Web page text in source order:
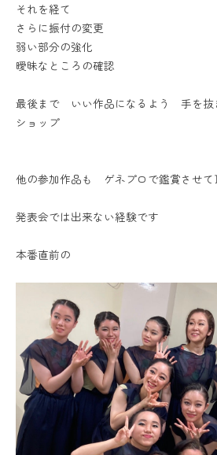
それを経て
さらに振付の変更
弱い部分の強化
曖昧なところの確認
最後まで いい作品になるよう 手を
ショップ
他の参加作品も ゲネプロで鑑賞させて
発表会では出来ない経験です
本番直前の